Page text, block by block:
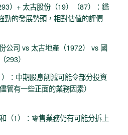
）+ 太古股份（19）（87）：鑑
勁的發展勢頭，相對估值的評價
公司 vs 太古地產（1972） vs 國
293）
：中期股息削減可能令部分投資
管有一些正面的業務因素）
（1）：零售業務仍有可能分拆上